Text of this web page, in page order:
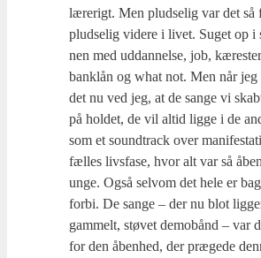
lære­rigt. Men plud­se­lig var det så
plud­se­lig vide­re i livet. Suget op i
nen med uddan­nel­se, job,
banklån og what not. Men når
det nu ved jeg, at de san­ge vi
på hol­det, de vil altid lig­ge i de
som et sound­tra­ck over
fæl­les livs­fa­se, hvor alt var så
unge. Også selv­om det hele er
for­bi. De san­ge – der nu blot
gam­melt, stø­vet demobånd – var
for den åben­hed, der præ­ge­de